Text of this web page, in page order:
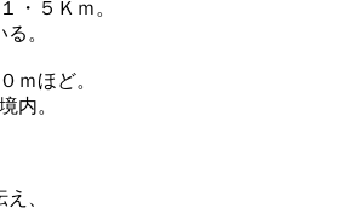
・５Ｋｍ。
。
ｍほど。
内。
、